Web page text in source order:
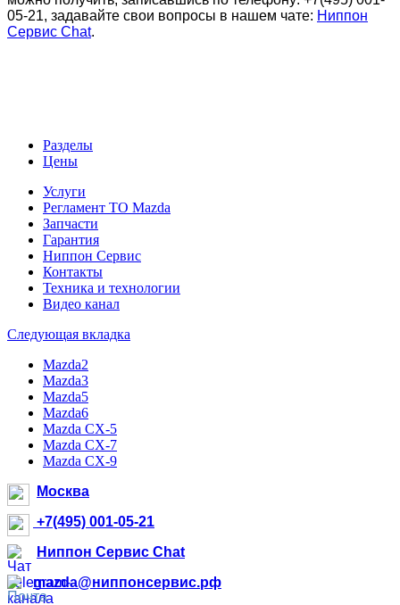
05-21, задавайте свои вопросы в нашем чате: Ниппон
Сервис Chat.
Разделы
Цены
Услуги
Регламент ТО Mazda
Запчасти
Гарантия
Ниппон Сервис
Контакты
Техника и технологии
Видео канал
Следующая вкладка
Mazda2
Mazda3
Mazda5
Mazda6
Mazda CX-5
Mazda CX-7
Mazda CX-9
Москва
+7(495) 001-05-21
Ниппон Сервис Chat
mazda@ниппонсервис.рф